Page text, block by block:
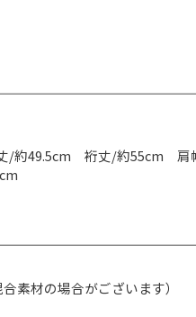
/約49.5cm 裄丈/約55cm
素材の場合がございます）